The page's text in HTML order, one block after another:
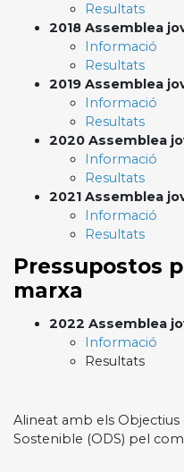
Resultats
2018 Assemblea
Informació
Resultats
2019 Assemblea
Informació
Resultats
2020 Assemblea
Informació
Resultats
2021 Assemblea
Informació
Resultats
Pressupostos
marxa
2022 Assemblea
Informació
Resultats
Alineat amb els
Sostenible (ODS) pel